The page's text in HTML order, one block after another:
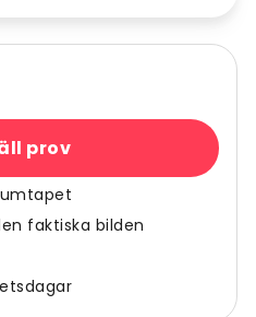
prov
faktiska bilden